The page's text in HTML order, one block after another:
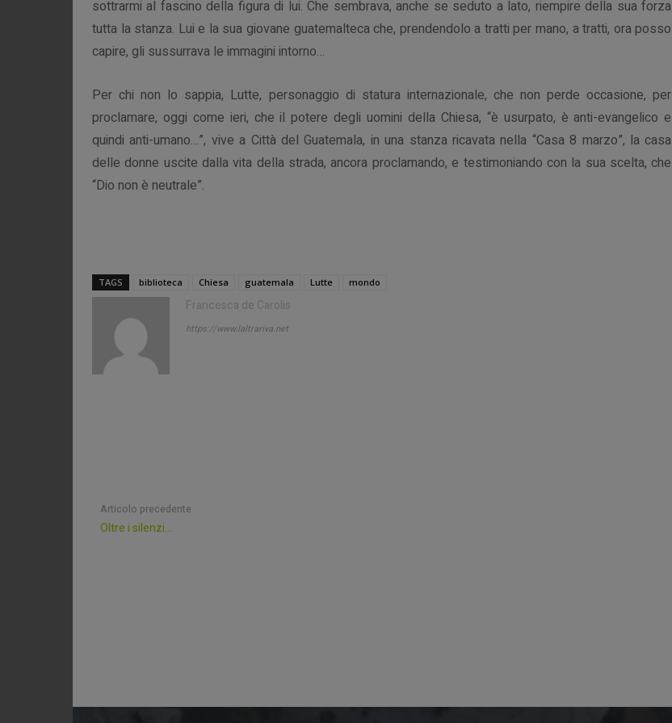
sottrarmi al fascino della figura di lui. Che sembrava, anche se seduto a lato, riempire della sua forza
tutta la stanza. Lui e la sua giovane guatemalteca che, prendendolo a tratti per mano, a tratti, ora posso
capire, gli sussurrava le immagini intorno…
Per chi non lo sappia, Lutte, personaggio di statura internazionale, che non perde occasione, per
proclamare, oggi come ieri, che il potere degli uomini della Chiesa, “è usurpato, è anti-evangelico e
quindi anti-umano…”, vive a Città del Guatemala, in una stanza ricavata nella “Casa 8 marzo”, la casa
delle donne uscite dalla vita della strada, ancora proclamando, e testimoniando con la sua scelta, che
“Dio non è neutrale”.
TAGS biblioteca Chiesa guatemala Lutte mondo
Francesca de Carolis
https://www.laltrariva.net
Articolo precedente
Oltre i silenzi…